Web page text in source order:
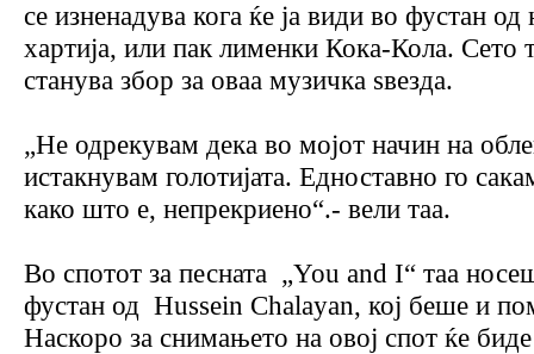
се изненадува кога ќе ја види во фустан од
хартија, или пак лименки Кока-Кола. Сето
станува збор за оваа музичка ѕвезда.
„Не одрекувам дека во мојот начин на
истакнувам голотијата. Едноставно го
како што е, непрекриено“.- вели таа.
Во спотот за песната „You and I“ таа
фустан од Hussein Chalayan, кој беше и
Наскоро за снимањето на овој спот ќе